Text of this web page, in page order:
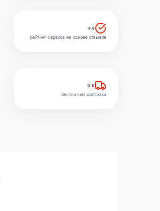
4.9
рейтинг сервиса на основе отзывов
0 ₽
бесплатная доставка